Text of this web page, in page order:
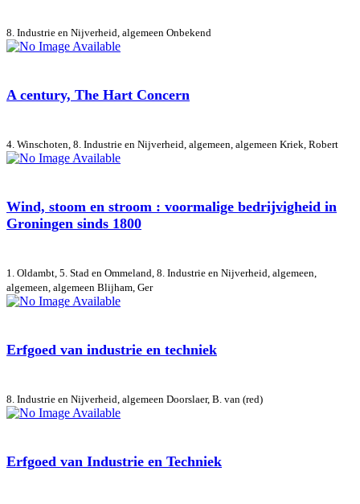
8. Industrie en Nijverheid, algemeen Onbekend
A century, The Hart Concern
4. Winschoten, 8. Industrie en Nijverheid, algemeen, algemeen Kriek, Robert
Wind, stoom en stroom : voormalige bedrijvigheid in
Groningen sinds 1800
1. Oldambt, 5. Stad en Ommeland, 8. Industrie en Nijverheid, algemeen,
algemeen, algemeen Blijham, Ger
Erfgoed van industrie en techniek
8. Industrie en Nijverheid, algemeen Doorslaer, B. van (red)
Erfgoed van Industrie en Techniek